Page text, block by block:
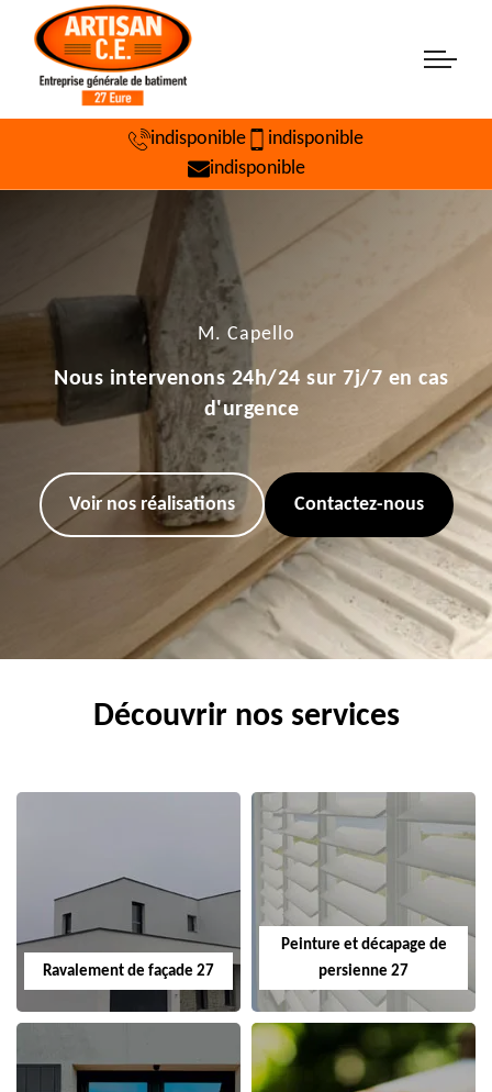
indisponible
indisponible
indisponible
M. Capello
Nous intervenons 24h/24 sur 7j/7 en cas
d'urgence
Voir nos réalisations Contactez-nous
Découvrir nos services
Ravalement de façade 27
Peinture et décapage de
persienne 27